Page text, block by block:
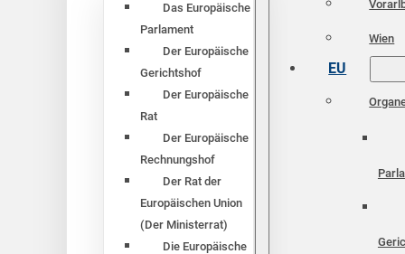
Das Europäische
Parlament
Der Europäische
Gerichtshof
Der Europäische
Rat
Der Europäische
Rechnungshof
Der Rat der
Europäischen Union
(Der Ministerrat)
Die Europäische
Wien
EU